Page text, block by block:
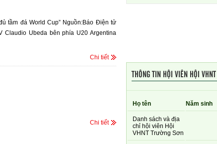
tầm đá World Cup” Nguồn:Báo Điện tử
Claudio Ubeda bên phía U20 Argentina
Chi tiết
Chi tiết
THÔNG TIN HỘI VIÊN HỘI
Họ tên Năm sinh
Danh sách và địa
chỉ hội viên Hội
VHNT Trường Sơn